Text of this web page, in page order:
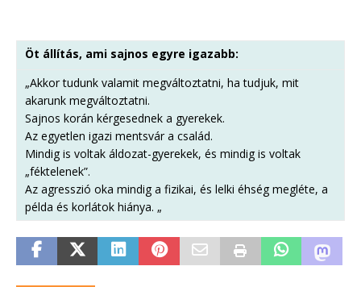
Öt állítás, ami sajnos egyre igazabb:
„Akkor tudunk valamit megváltoztatni, ha tudjuk, mit
akarunk megváltoztatni.
Sajnos korán kérgesednek a gyerekek.
Az egyetlen igazi mentsvár a család.
Mindig is voltak áldozat-gyerekek, és mindig is voltak
„féktelenek”.
Az agresszió oka mindig a fizikai, és lelki éhség megléte, a
példa és korlátok hiánya. „